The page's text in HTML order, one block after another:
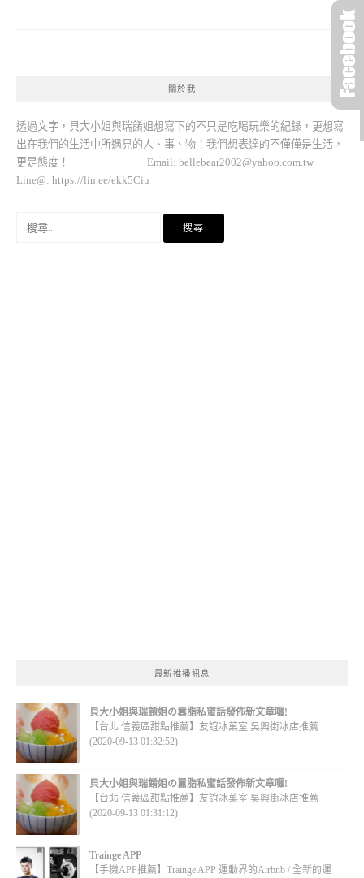
關於我
透過文字，貝大小姐與瑞餚姐想寫下的不只是吃喝玩樂的紀錄，更想寫
出在我們的生活中所遇見的人、事、物！我們想表達的不僅僅是生活，
更是態度！ Email: bellebear2002@yahoo.com.tw
Line@: https://lin.ee/ekk5Ciu
最新推播訊息
貝大小姐與瑞餚姐の囂脂私蜜話發佈新文章囉!
【台北 信義區甜點推薦】友誼冰菓室 吳興街冰店推薦
(2020-09-13 01:32:52)
貝大小姐與瑞餚姐の囂脂私蜜話發佈新文章囉!
【台北 信義區甜點推薦】友誼冰菓室 吳興街冰店推薦
(2020-09-13 01:31:12)
Trainge APP
【手機APP推薦】Trainge APP 運動界的Airbnb / 全新的運